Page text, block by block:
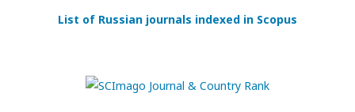
List of Russian journals indexed in Scopus